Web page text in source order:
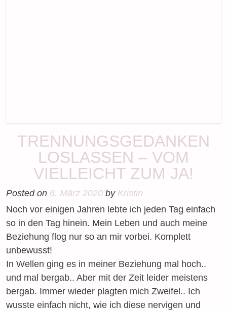
TRENNUNGSGEDANKEN
LOSLASSEN – VOM
VIELLEICHT ZUM JA!
Posted on 6. März 2020 by Kristin
Noch vor einigen Jahren lebte ich jeden Tag einfach
so in den Tag hinein. Mein Leben und auch meine
Beziehung flog nur so an mir vorbei. Komplett
unbewusst!
In Wellen ging es in meiner Beziehung mal hoch..
und mal bergab.. Aber mit der Zeit leider meistens
bergab. Immer wieder plagten mich Zweifel.. Ich
wusste einfach nicht, wie ich diese nervigen und